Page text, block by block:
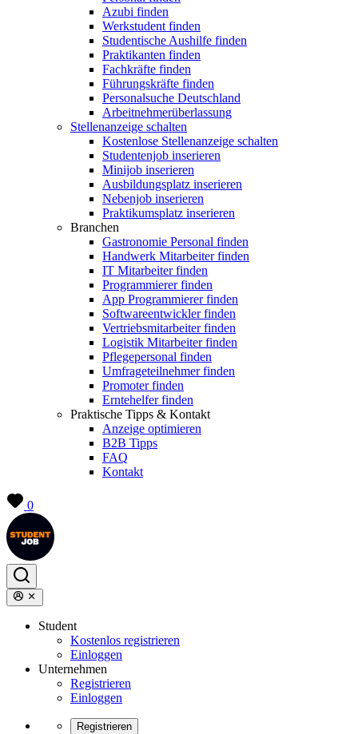
Azubi finden
Werkstudent finden
Studentische Aushilfe finden
Praktikanten finden
Fachkräfte finden
Führungskräfte finden
Personalsuche Deutschland
Arbeitnehmerüberlassung
Stellenanzeige schalten
Kostenlose Stellenanzeige schalten
Studentenjob inserieren
Minijob inserieren
Ausbildungsplatz inserieren
Nebenjob inserieren
Praktikumsplatz inserieren
Branchen
Gastronomie Personal finden
Handwerk Mitarbeiter finden
IT Mitarbeiter finden
Programmierer finden
App Programmierer finden
Softwareentwickler finden
Vertriebsmitarbeiter finden
Logistik Mitarbeiter finden
Pflegepersonal finden
Umfrageteilnehmer finden
Promoter finden
Erntehelfer finden
Praktische Tipps & Kontakt
Anzeige optimieren
B2B Tipps
FAQ
Kontakt
0
Student
Kostenlos registrieren
Einloggen
Unternehmen
Registrieren
Einloggen
Registrieren